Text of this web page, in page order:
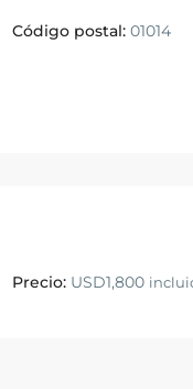
Código postal:01014
Precio:USD1,800